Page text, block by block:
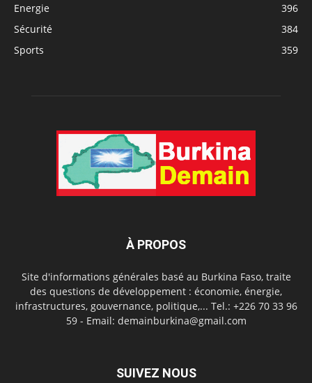
Energie
396
Sécurité
384
Sports
359
À PROPOS
Site d'informations générales basé au Burkina Faso, traite
des questions de développement : économie, énergie,
infrastructures, gouvernance, politique,... Tel.: +226 70 33 96
59 - Email: demainburkina@gmail.com
SUIVEZ NOUS